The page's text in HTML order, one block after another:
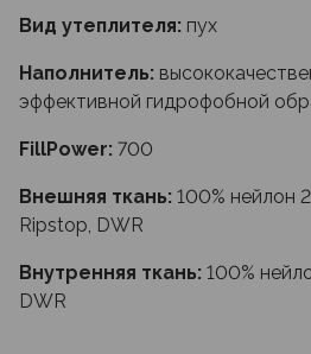
Вид утеплителя: пух
Наполнитель:
эффективной гидрофобной
FillPower: 700
Внешняя ткань: 100% нейлон
Ripstop, DWR
Внутренняя ткань: 100%
DWR